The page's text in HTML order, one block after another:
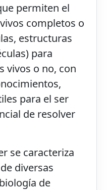
permiten el
completos o
estructuras
para
vivos o no, con
para el ser
de resolver
se caracteriza
diversas
de